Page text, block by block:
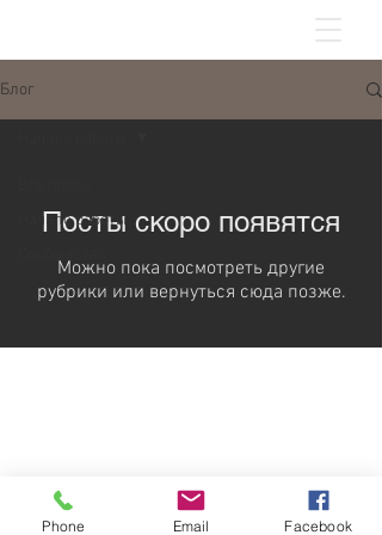
Блог
Начало работы
Посты скоро появятся
Можно пока посмотреть другие
рубрики или вернуться сюда позже.
Phone Email Facebook